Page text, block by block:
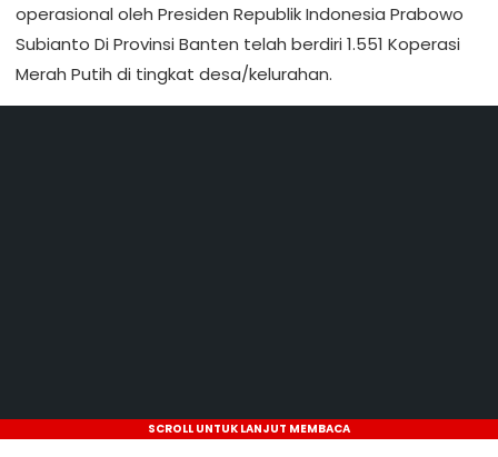
operasional oleh Presiden Republik Indonesia Prabowo
Subianto Di Provinsi Banten telah berdiri 1.551 Koperasi
Merah Putih di tingkat desa/kelurahan.
SCROLL UNTUK LANJUT MEMBACA